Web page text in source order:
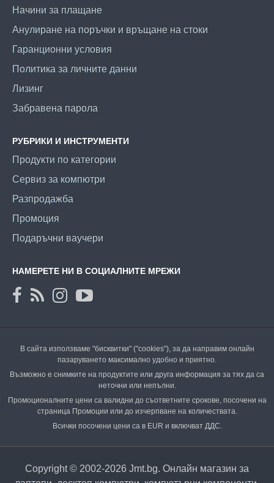
Начини за плащане
Анулиране на поръчки и връщане на стоки
Гаранционни условия
Политика за личните данни
Лизинг
Забравена парола
РУБРИКИ И ИНСТРУМЕНТИ
Продукти по категории
Сервиз за компютри
Разпродажба
Промоция
Подаръчни ваучери
НАМЕРЕТЕ НИ В СОЦИАЛНИТЕ МРЕЖИ
В сайта използваме "бисквитки" ("cookies"), за да направим онлайн
пазаруването максимално удобно и приятно.
Възможно е снимките на продуктите или друга информация за тях да са
неточни или непълни.
Промоционалните цени са валидни до съответните срокове, посочени на
страница Промоции или до изчерпване на количествата.
Всички посочени цени са в EUR и включват ДДС.
Copyright © 2002-2026 Jmt.bg. Онлайн магазин за